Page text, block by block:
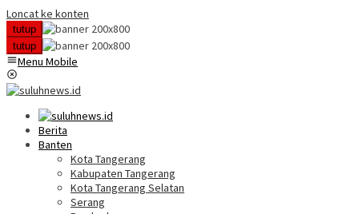
Loncat ke konten
tutup
tutup
Menu Mobile
Berita
Banten
Kota Tangerang
Kabupaten Tangerang
Kota Tangerang Selatan
Serang